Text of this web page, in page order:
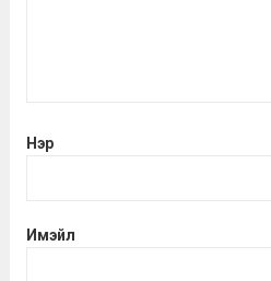
Нэр
Имэйл